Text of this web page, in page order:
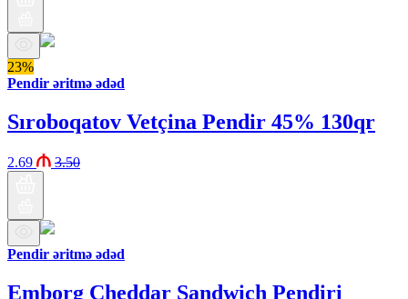
23%
Pendir əritmə ədəd
Sıroboqatov Vetçina Pendir 45% 130qr
2.69 3.50
Pendir əritmə ədəd
Emborg Cheddar Sandwich Pendiri